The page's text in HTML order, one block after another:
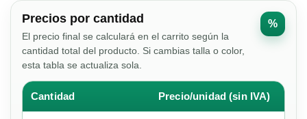
Precios por cantidad
El precio final se calculará en el carrito según la
cantidad total del producto. Si cambias talla o color,
esta tabla se actualiza sola.
%
Cantidad Precio/unidad (sin IVA)